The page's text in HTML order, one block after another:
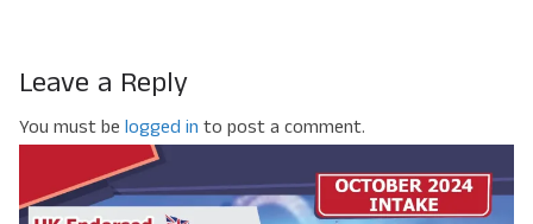
Leave a Reply
You must be logged in to post a comment.